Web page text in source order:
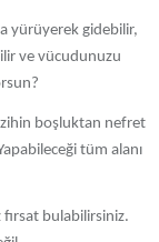
yürüyerek gidebilir,
ve vücudunuzu
zihin boşluktan nefret
tüm alanı
fırsat bulabilirsiniz.